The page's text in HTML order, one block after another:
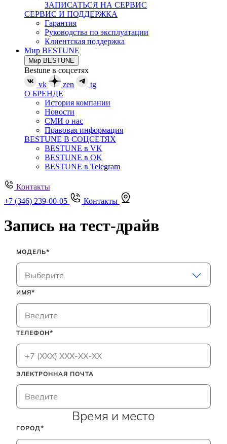
ЗАПИСАТЬСЯ НА СЕРВИС
СЕРВИС И ПОДДЕРЖКА
Гарантия
Руководства по эксплуатации
Клиентская поддержка
Мир BESTUNE
Мир BESTUNE
Bestune в соцсетях
vk
zen
tg
О БРЕНДЕ
История компании
Новости
СМИ о нас
Правовая информация
BESTUNE В СОЦСЕТЯХ
BESTUNE в VK
BESTUNE в OK
BESTUNE в Telegram
Контакты
+7 (346) 239-00-05
Контакты
Запись на тест-драйв
МОДЕЛЬ
Выберите
ИМЯ
ТЕЛЕФОН
ЭЛЕКТРОННАЯ ПОЧТА
Время и место
ГОРОД